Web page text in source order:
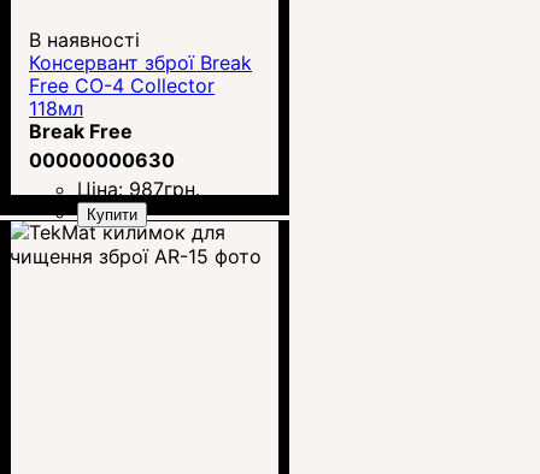
В наявності
Консервант зброї Break
Free CO-4 Collector
118мл
Break Free
00000000630
Ціна: 987грн.
Купити